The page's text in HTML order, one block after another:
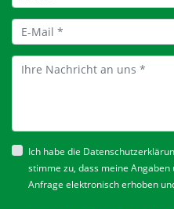
Ich habe die
stimme zu, dass meine
Anfrage elektronisch erhoben